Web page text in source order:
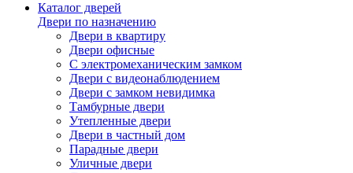
Каталог дверей
Двери по назначению
Двери в квартиру
Двери офисные
С электромеханическим замком
Двери с видеонаблюдением
Двери с замком невидимка
Тамбурные двери
Утепленные двери
Двери в частный дом
Парадные двери
Уличные двери